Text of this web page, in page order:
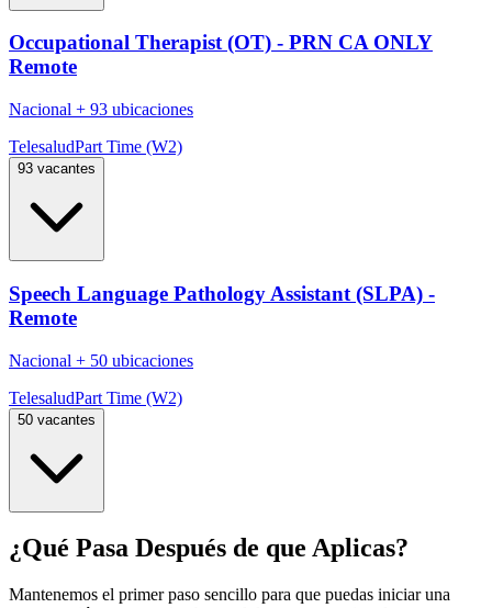
Occupational Therapist (OT) - PRN CA ONLY
Remote
Nacional + 93 ubicaciones
TelesaludPart Time (W2)
93 vacantes
Speech Language Pathology Assistant (SLPA) -
Remote
Nacional + 50 ubicaciones
TelesaludPart Time (W2)
50 vacantes
¿Qué Pasa Después de que Aplicas?
Mantenemos el primer paso sencillo para que puedas iniciar una